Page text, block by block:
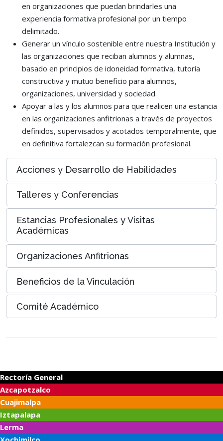
en organizaciones que puedan brindarles una
experiencia formativa profesional por un tiempo
delimitado.
Generar un vínculo sostenible entre nuestra Institución y
las organizaciones que reciban alumnos y alumnas,
basado en principios de idoneidad formativa, tutoría
constructiva y mutuo beneficio para alumnos,
organizaciones, universidad y sociedad.
Apoyar a las y los alumnos para que realicen una estancia
en las organizaciones anfitrionas a través de proyectos
definidos, supervisados y acotados temporalmente, que
en definitiva fortalezcan su formación profesional.
Acciones y Desarrollo de Habilidades
Talleres y Conferencias
Estancias Profesionales y Visitas
Académicas
Organizaciones Anfitrionas
Beneficios de la Vinculación
Comité Académico
Rectoría General
Azcapotzalco
Cuajimalpa
Iztapalapa
Lerma